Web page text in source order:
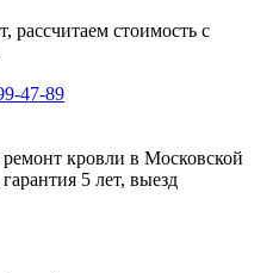
рассчитаем стоимость с
47-89
кровли в Московской
5 лет, выезд